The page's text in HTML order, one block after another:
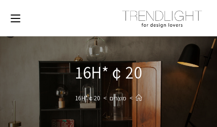
￠20*16H
> מוצרים >
￠20*16H